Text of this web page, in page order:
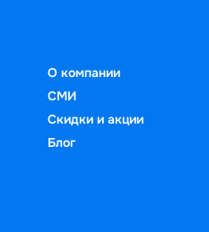
О компании
СМИ
Скидки и акции
Блог